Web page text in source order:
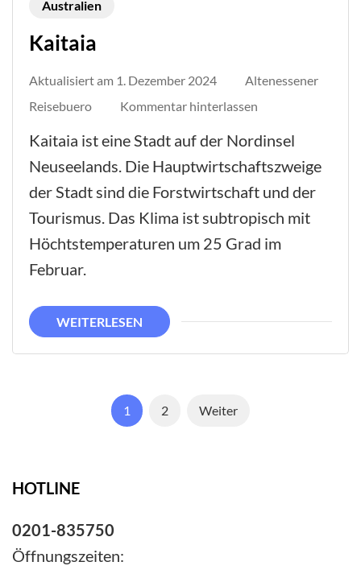
Australien
Kaitaia
Aktualisiert am 1. Dezember 2024
Altenessener
Reisebuero
Kommentar hinterlassen
Kaitaia ist eine Stadt auf der Nordinsel
Neuseelands. Die Hauptwirtschaftszweige
der Stadt sind die Forstwirtschaft und der
Tourismus. Das Klima ist subtropisch mit
Höchtstemperaturen um 25 Grad im
Februar.
WEITERLESEN
Seitennummerierung
Seite
1 Seite
2 Weiter
HOTLINE
0201-835750
Öffnungszeiten: